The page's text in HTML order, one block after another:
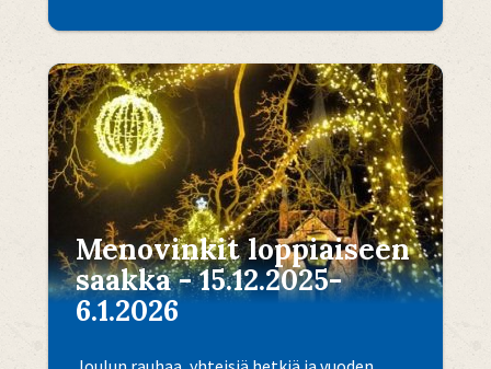
Menovinkit loppiaiseen
saakka - 15.12.2025-
6.1.2026